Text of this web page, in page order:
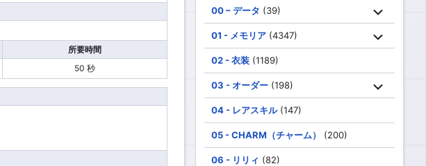
所要時間
50 秒
00 – データ (39)
01 - メモリア (4347)
02 - 衣装 (1189)
03 - オーダー (198)
04 - レアスキル(147)
05 - CHARM（チャーム） (200)
06 - リリィ (82)